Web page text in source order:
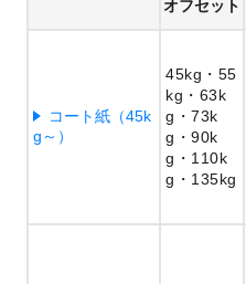
オフセット
コート紙（45k
g～）
45kg
55
kg
63k
g
73k
g
90k
g
110k
g
135kg